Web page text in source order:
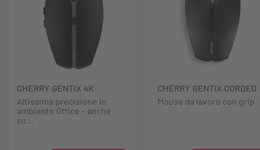
CHERRY GENTIX 4K
Altissima precisione in
ambiente Office – anche
su...
CHERRY GENTIX CORDED
Mouse da lavoro con grip